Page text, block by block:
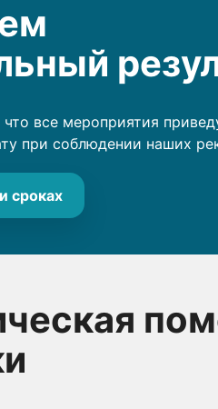
все мероприятия
при соблюдении наших
сроках